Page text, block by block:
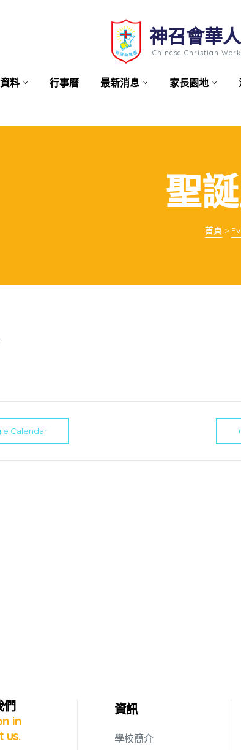
Chinese Christian
神召會華
料 行事曆 最新消息 家長園地
聖
首頁 >
Calendar
們
in
us.
資訊
學校簡介